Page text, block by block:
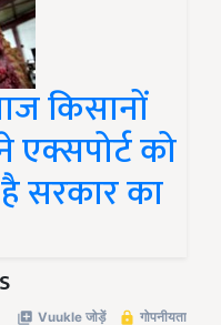
किसानों
एक्सपोर्ट को
सरकार का